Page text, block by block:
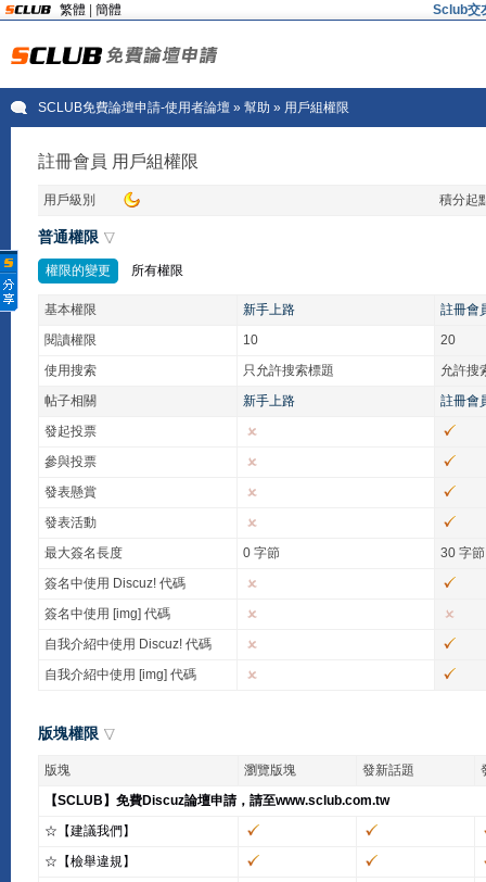
繁體 簡體 Sclub交
SCLUB免費論壇申請-使用者論壇» 幫助 » 用戶組權限
註冊會員 用戶組權限
用戶級別 積分起
普通權限
權限的變更 所有權限
基本權限 新手上路
註冊會
閱讀權限
10
20
使用搜索
只允許搜索標題
允許搜
帖子相關
新手上路
註冊會
發起投票
參與投票
發表懸賞
發表活動
最大簽名長度
0 字節
30 字節
簽名中使用 Discuz! 代碼
簽名中使用 [img] 代碼
自我介紹中使用 Discuz! 代碼
自我介紹中使用 [img] 代碼
版塊權限
版塊 瀏覽版塊 發新話題
【SCLUB】免費Discuz論壇申請，請至www.sclub.com.tw
☆【建議我們】
☆【檢舉違規】